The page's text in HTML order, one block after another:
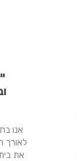
אנו
לאורך
את